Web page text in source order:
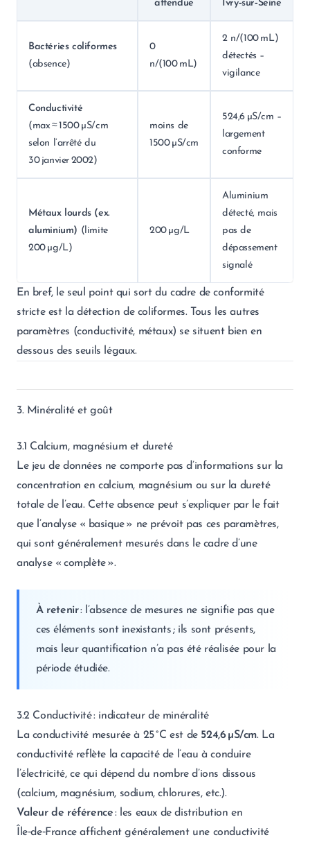
attendue Ivry‑sur‑Seine
Bactéries coliformes
(absence)
0
n/(100 mL)
2 n/(100 mL)
détectés –
vigilance
Conductivité
(max ≈ 1500 µS/cm
selon l’arrêté du
30 janvier 2002)
moins de
1500 µS/cm
524,6 µS/cm –
largement
conforme
Métaux lourds (ex.
aluminium) (limite
200 µg/L)
200 µg/L
Aluminium
détecté, mais
pas de
dépassement
signalé
En bref, le seul point qui sort du cadre de conformité
stricte est la détection de coliformes. Tous les autres
paramètres (conductivité, métaux) se situent bien en
dessous des seuils légaux.
3. Minéralité et goût
3.1 Calcium, magnésium et dureté
Le jeu de données ne comporte pas d’informations sur la
concentration en calcium, magnésium ou sur la dureté
totale de l’eau. Cette absence peut s’expliquer par le fait
que l’analyse « basique » ne prévoit pas ces paramètres,
qui sont généralement mesurés dans le cadre d’une
analyse « complète ».
À retenir: l’absence de mesures ne signifie pas que
ces éléments sont inexistants ; ils sont présents,
mais leur quantification n’a pas été réalisée pour la
période étudiée.
3.2 Conductivité : indicateur de minéralité
La conductivité mesurée à 25 °C est de 524,6 µS/cm. La
conductivité reflète la capacité de l’eau à conduire
l’électricité, ce qui dépend du nombre d’ions dissous
(calcium, magnésium, sodium, chlorures, etc.).
Valeur de référence: les eaux de distribution en
Île‑de‑France affichent généralement une conductivité